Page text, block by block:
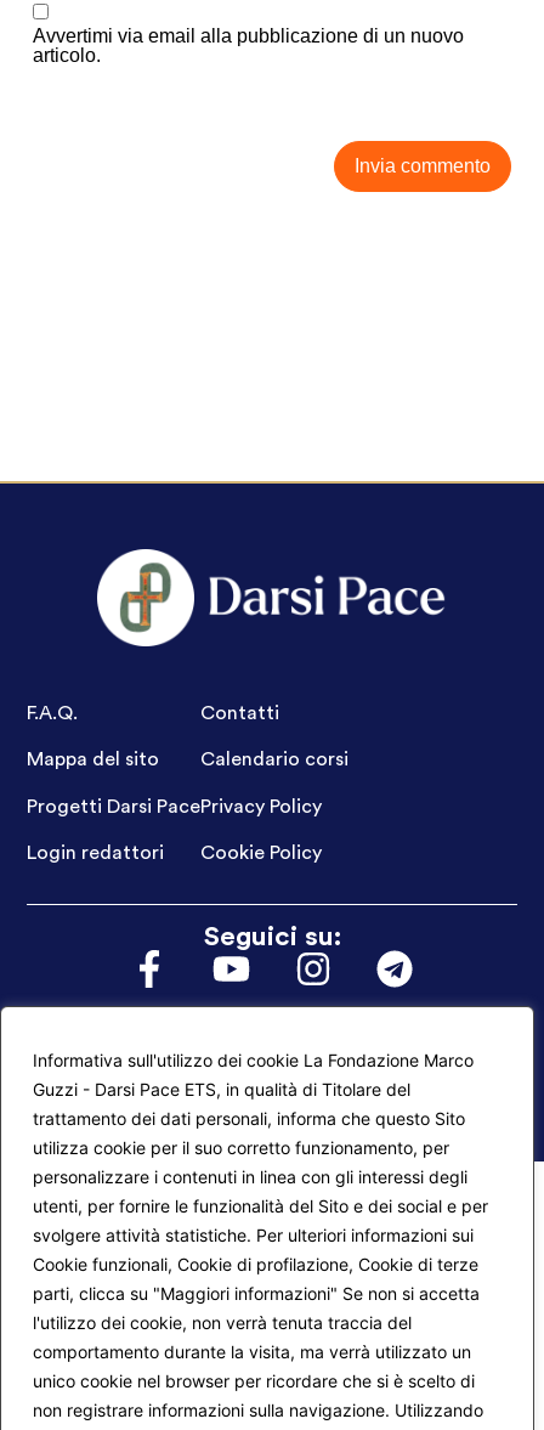
Informativa sull'utilizzo dei cookie La Fondazione Marco
Guzzi - Darsi Pace ETS, in qualità di Titolare del
trattamento dei dati personali, informa che questo Sito
utilizza cookie per il suo corretto funzionamento, per
personalizzare i contenuti in linea con gli interessi degli
utenti, per fornire le funzionalità del Sito e dei social e per
svolgere attività statistiche. Per ulteriori informazioni sui
Cookie funzionali, Cookie di profilazione, Cookie di terze
parti, clicca su "Maggiori informazioni" Se non si accetta
l'utilizzo dei cookie, non verrà tenuta traccia del
comportamento durante la visita, ma verrà utilizzato un
unico cookie nel browser per ricordare che si è scelto di
non registrare informazioni sulla navigazione. Utilizzando
Avvertimi via email alla pubblicazione di un nuovo
articolo.
F.A.Q.
Mappa del sito
Progetti Darsi Pace
Login redattori
Contatti
Calendario corsi
Privacy Policy
Cookie Policy
Seguici su:
© 2026Fondazione Marco Guzzi – Darsi Pace
ETS. Tutti i diritti sono riservati.